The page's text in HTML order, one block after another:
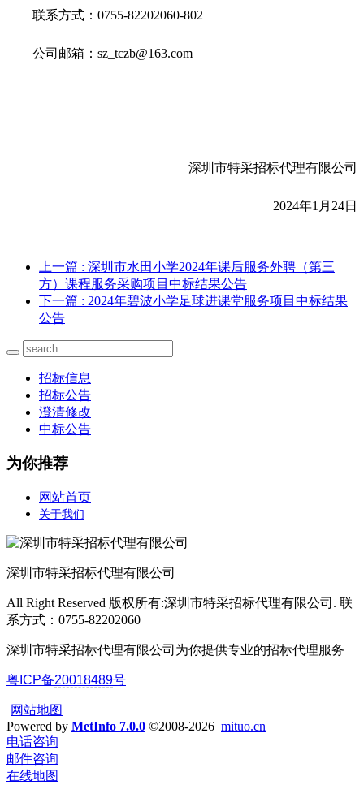
联系方式：0755-82202060-802
公司邮箱：sz_tczb@163.com
深圳市特采招标代理有限公司
2024年1月24日
上一篇 : 深圳市水田小学2024年课后服务外聘（第三
方）课程服务采购项目中标结果公告
下一篇 : 2024年碧波小学足球进课堂服务项目中标结果
公告
招标信息
招标公告
澄清修改
中标公告
为你推荐
网站首页
关于我们
深圳市特采招标代理有限公司
All Right Reserved 版权所有:深圳市特采招标代理有限公司. 联
系方式：0755-82202060
深圳市特采招标代理有限公司为你提供专业的招标代理服务
粤ICP备20018489号
网站地图
Powered by MetInfo 7.0.0 ©2008-2026 mituo.cn
电话咨询
邮件咨询
在线地图